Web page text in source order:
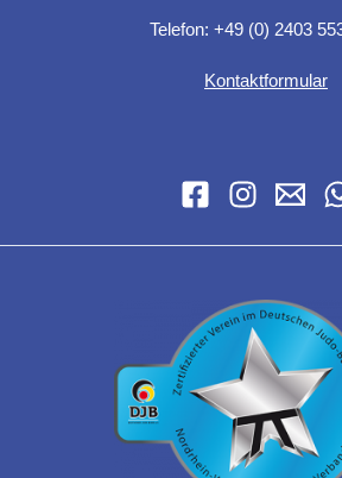
Telefon: +49 (0) 2403
Kontaktformular